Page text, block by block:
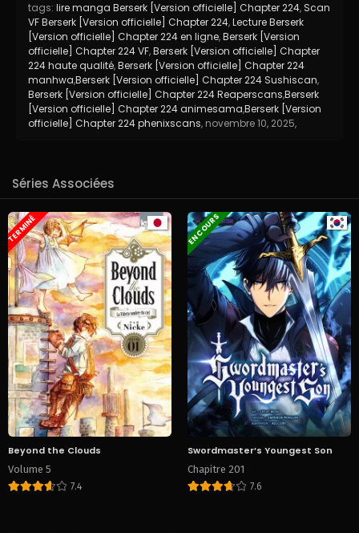
tags: lire manga Berserk [Version officielle] Chapter 224, Scan
VF Berserk [Version officielle] Chapter 224,Lecture Berserk
[Version officielle] Chapter 224 en ligne,Berserk [Version
officielle] Chapter 224 VF,Berserk [Version officielle] Chapter
224 haute qualité,Berserk [Version officielle] Chapter 224
manhwa,Berserk [Version officielle] Chapter 224 Sushiscan,
Berserk [Version officielle] Chapter 224 Reaperscans,Berserk
[Version officielle] Chapter 224 animesama,Berserk [Version
officielle] Chapter 224 phenixscans, novembre 10, 2025,
Séries Associées
TERMINÉ
Beyond the Clouds
Volume 5
7.4
EN COURS
Swordmaster’s Youngest Son
Chapitre 201
7.6